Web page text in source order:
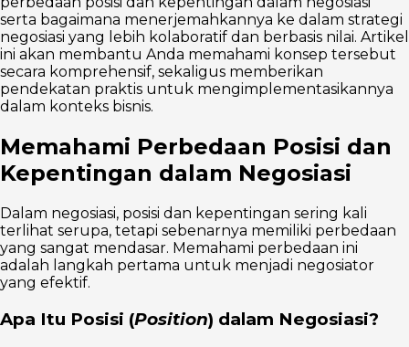
serta bagaimana menerjemahkannya ke dalam strategi
negosiasi yang lebih kolaboratif dan berbasis nilai. Artikel
ini akan membantu Anda memahami konsep tersebut
secara komprehensif, sekaligus memberikan
pendekatan praktis untuk mengimplementasikannya
dalam konteks bisnis.
Memahami Perbedaan Posisi dan
Kepentingan dalam Negosiasi
Dalam negosiasi, posisi dan kepentingan sering kali
terlihat serupa, tetapi sebenarnya memiliki perbedaan
yang sangat mendasar. Memahami perbedaan ini
adalah langkah pertama untuk menjadi negosiator
yang efektif.
Apa Itu Posisi (Position) dalam Negosiasi?